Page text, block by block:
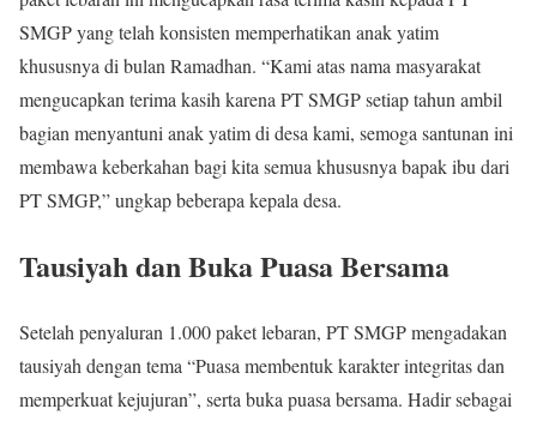
SMGP yang telah konsisten memperhatikan anak yatim
khususnya di bulan Ramadhan. “Kami atas nama masyarakat
mengucapkan terima kasih karena PT SMGP setiap tahun ambil
bagian menyantuni anak yatim di desa kami, semoga santunan ini
membawa keberkahan bagi kita semua khususnya bapak ibu dari
PT SMGP,” ungkap beberapa kepala desa.
Tausiyah dan Buka Puasa Bersama
Setelah penyaluran 1.000 paket lebaran, PT SMGP mengadakan
tausiyah dengan tema “Puasa membentuk karakter integritas dan
memperkuat kejujuran”, serta buka puasa bersama. Hadir sebagai